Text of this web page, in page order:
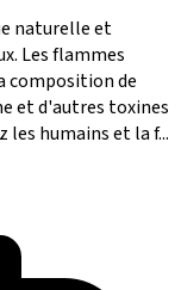
naturelle et
Les flammes
composition de
et d'autres toxines
humains et la f...